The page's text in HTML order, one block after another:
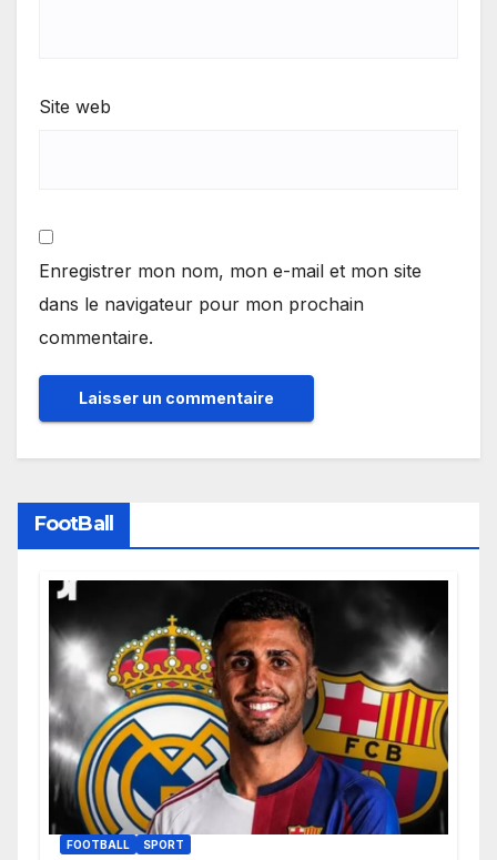
Site web
Enregistrer mon nom, mon e-mail et mon site
dans le navigateur pour mon prochain
commentaire.
FootBall
FOOTBALL SPORT